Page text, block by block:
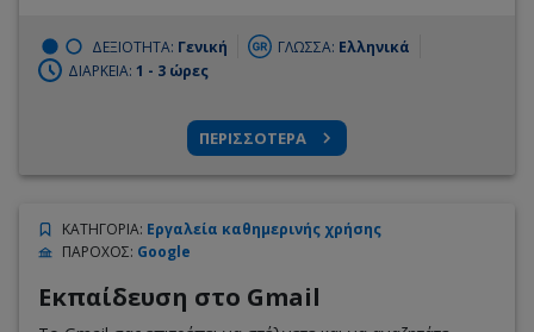
ΔΕΞΙΟΤΗΤΑ: Γενική ΓΛΩΣΣΑ: Ελληνικά
ΔΙΑΡΚΕΙΑ: 1 - 3 ώρες
ΠΕΡΙΣΣΟΤΕΡΑ
ΚΑΤΗΓΟΡΙΑ: Εργαλεία καθημερινής χρήσης
ΠΑΡΟΧΟΣ: Google
Εκπαίδευση στο Gmail